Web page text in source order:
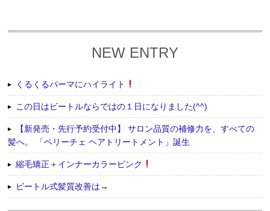
NEW ENTRY
くるくるパーマにハイライト
この日はビートルならではの１日になりました(^^)
【新発売・先行予約受付中】 サロン品質の補修力を、すべての
髪へ。 「ベリーチェ ヘアトリートメント」誕生
縮毛矯正＋インナーカラーピンク
ビートル式髪質改善は→